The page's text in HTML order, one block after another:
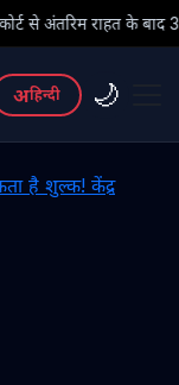
3 असिस्टेंट प्रोफेसरों ने
अहिन्दी 🌙